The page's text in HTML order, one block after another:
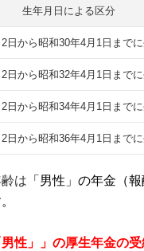
生年月日による区分
日から昭和30年4月1日まで
日から昭和32年4月1日まで
日から昭和34年4月1日まで
日から昭和36年4月1日まで
は 「男性」の年金（
男性」」の厚生年金の